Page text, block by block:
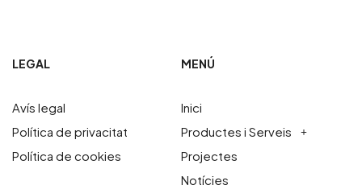
LEGAL
Avís legal
Política de privacitat
Política de cookies
MENÚ
Inici
Productes i Serveis
Projectes
Notícies